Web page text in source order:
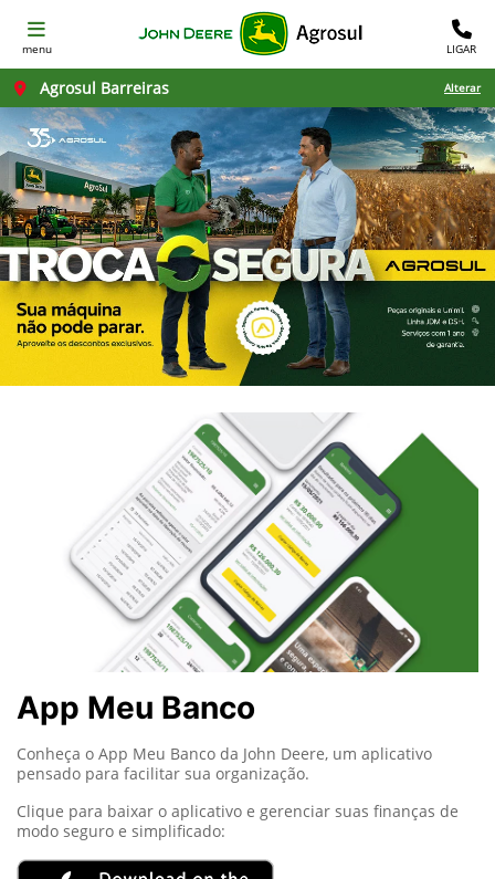
menu LIGAR
Agrosul Barreiras Alterar
App Meu Banco
Conheça o App Meu Banco da John Deere, um aplicativo
pensado para facilitar sua organização.
Clique para baixar o aplicativo e gerenciar suas finanças de
modo seguro e simplificado: